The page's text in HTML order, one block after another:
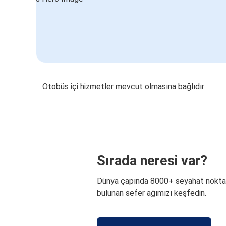
Otobüs içi hizmetler mevcut olmasına bağlıdır
Sırada neresi var?
Dünya çapında 8000+ seyahat
bulunan sefer ağımızı keşfedin.